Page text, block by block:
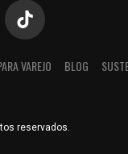
VAREJO BLOG
reservados.